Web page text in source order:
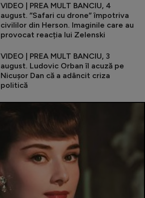
VIDEO | PREA MULT BANCIU, 4
august. ”Safari cu drone” împotriva
civililor din Herson. Imaginile care au
provocat reacția lui Zelenski
VIDEO | PREA MULT BANCIU, 3
august. Ludovic Orban îl acuză pe
Nicușor Dan că a adâncit criza
politică